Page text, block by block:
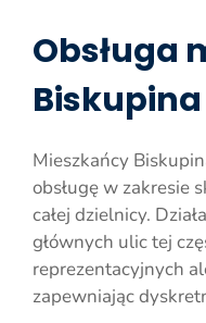
Obsługa
Biskupina
Mieszkańcy
obsługę w zakresie
całej dzielnicy.
głównych ulic tej
reprezentacyjnych
zapewniając